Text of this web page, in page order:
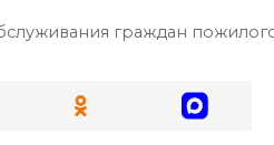
граждан